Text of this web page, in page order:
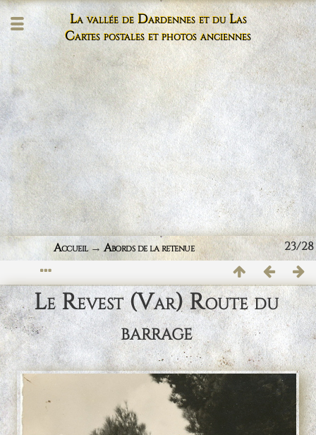
La vallée de Dardennes et du Las
Cartes postales et photos anciennes
23/28
Accueil→Abords de la retenue
Le Revest (Var) Route du
barrage